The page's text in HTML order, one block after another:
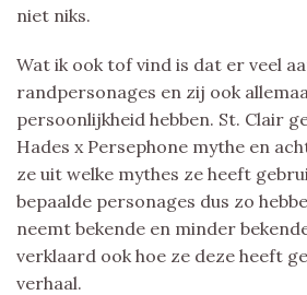
niet niks.
Wat ik ook tof vind is dat er veel
randpersonages en zij ook
persoonlijkheid hebben. St. Clair
Hades x Persephone mythe en
ze uit welke mythes ze heeft
bepaalde personages dus zo
neemt bekende en minder
verklaard ook hoe ze deze heeft
verhaal.